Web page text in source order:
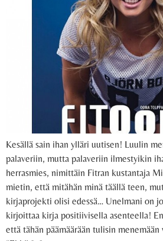
Kesällä sain ihan ylläri uutisen! Luulin
palaveriin, mutta palaveriin ilmestyikin
herrasmies, nimittäin Fitran kustantaja
mietin, että mitähän minä täällä teen,
kirjaprojekti olisi edessä… Unelmani on
kirjoittaa kirja positiivisella asenteella!
että tähän päämäärään tulisin menemään